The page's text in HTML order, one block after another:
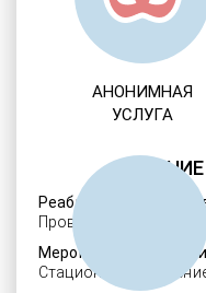
Реабилитация
Проверенные
Мероприятия
Стационарное
АНОНИМНАЯ
УСЛУГА